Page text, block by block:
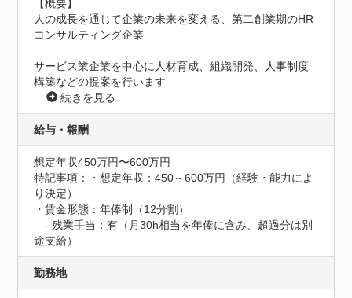
【概要】
人の成長を通じて企業の未来を変える、第二創業期のHR
コンサルティング企業
サービス業企業を中心に人材育成、組織開発、人事制度
構築などの提案を行います
...
続きを見る
給与・報酬
想定年収450万円〜600万円
特記事項：・想定年収：450～600万円（経験・能力によ
り決定）
・賃金形態：年俸制（12分割）
- 残業手当：有（月30h相当を年俸に含み、超過分は別
途支給）
勤務地